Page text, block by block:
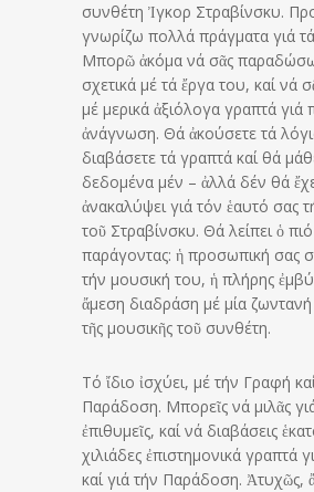
συνθέτη Ἰγκορ Στραβίνσκυ.
γνωρίζω πολλά πράγματα γιά
Μπορῶ ἀκόμα νά σᾶς
σχετικά μέ τά ἔργα του, καί νά
μέ μερικά ἀξιόλογα γραπτά γιά
ἀνάγνωση. Θά ἀκούσετε τά
διαβάσετε τά γραπτά καί θά
δεδομένα μέν – ἀλλά δέν θά
ἀνακαλύψει γιά τόν ἑαυτό σας
τοῦ Στραβίνσκυ. Θά λείπει ὁ
παράγοντας: ἡ προσωπική σας
τήν μουσική του, ἡ πλήρης
ἄμεση διαδράση μέ μία
τῆς μουσικῆς τοῦ συνθέτη.
Τό ἴδιο ἰσχύει, μέ τήν Γραφή
Παράδοση. Μπορεῖς νά μιλᾶς
ἐπιθυμεῖς, καί νά διαβάσεις
χιλιάδες ἐπιστημονικά γραπτά
καί γιά τήν Παράδοση. Ἀτυχῶς,